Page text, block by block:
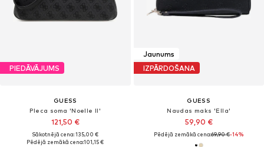
PIEDĀVĀJUMS
GUESS
Pleca soma 'Noelle II'
121,50 €
Sākotnējā cena: 135,00 €
Pēdējā zemākā cena:101,15 €
Jaunums
IZPĀRDOŠANA
GUESS
Naudas maks 'Ella'
59,90 €
Pēdējā zemākā cena:69,90 €-14%